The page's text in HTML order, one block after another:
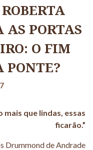
AS PORTAS
O FIM
PONTE?
mais que lindas, essas
ficarão.”
Drummond de Andrade